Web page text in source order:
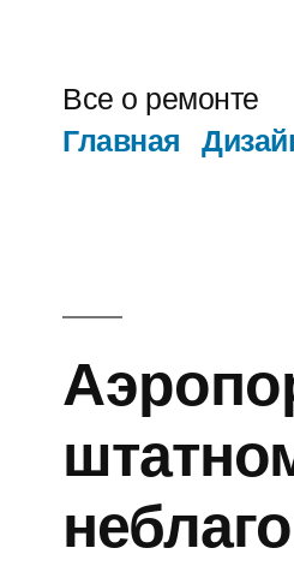
Все о ремонте
Главная